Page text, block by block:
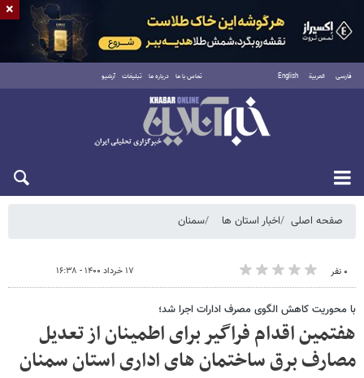
فارسی العربية English تماس با ما درباره ما تبلیغات آرشیو
شنبه ۱۷ مرداد ۱۴۰۵
صفحه اصلی اخبار استان ها سمنان
۰ نفر ۱۷ خرداد ۱۴۰۰ - ۱۶:۳۸
با محوریت کاهش الگوی مصرف ادارات اجرا شد؛
هفتمین اقدام فراگیر برای اطمینان از تعدیل
مصارف برق ساختمان های اداری استان سمنان
×